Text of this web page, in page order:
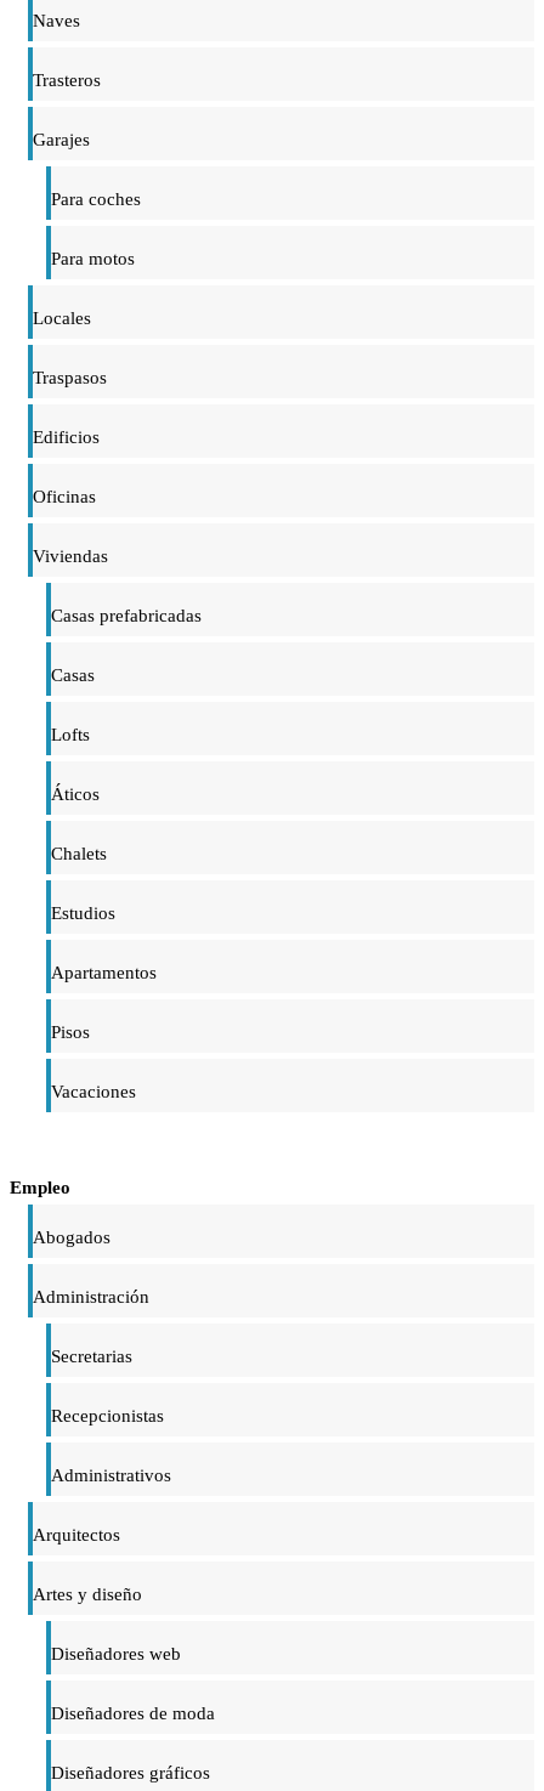
Naves
Trasteros
Garajes
Para coches
Para motos
Locales
Traspasos
Edificios
Oficinas
Viviendas
Casas prefabricadas
Casas
Lofts
Áticos
Chalets
Estudios
Apartamentos
Pisos
Vacaciones
Empleo
Abogados
Administración
Secretarias
Recepcionistas
Administrativos
Arquitectos
Artes y diseño
Diseñadores web
Diseñadores de moda
Diseñadores gráficos